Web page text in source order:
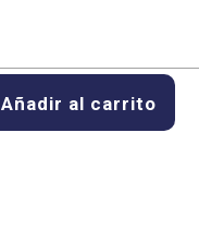
Añadir al carrito